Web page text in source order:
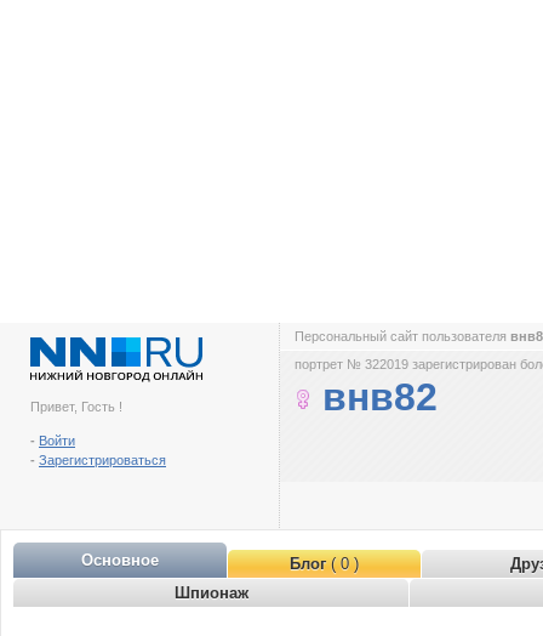
Привет, Гость !
- Войти
- Зарегистрироваться
Персональный сайт пользователя
портрет № 322019 зарегистрирован
внв82
Основное Блог( 0 )
Шпионаж